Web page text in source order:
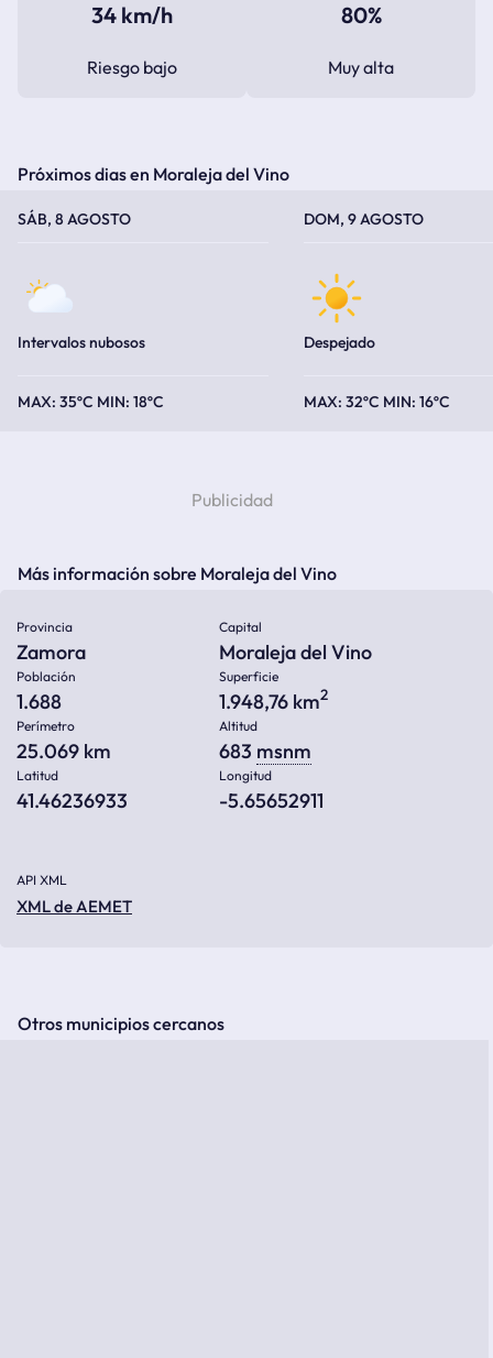
34 km/h
Riesgo bajo
80%
Muy alta
Próximos dias en Moraleja del Vino
SÁB, 8 AGOSTO
Intervalos nubosos
35ºC 18ºC
DOM, 9 AGOSTO
Despejado
32ºC 16ºC
Más información sobre Moraleja del Vino
Provincia
Zamora
Capital
Moraleja del Vino
Población
1.688
Superficie
1.948,76 km2
Perímetro
25.069 km
Altitud
683 msnm
Latitud
41.46236933
Longitud
-5.65652911
API XML
XML de AEMET
Otros municipios cercanos